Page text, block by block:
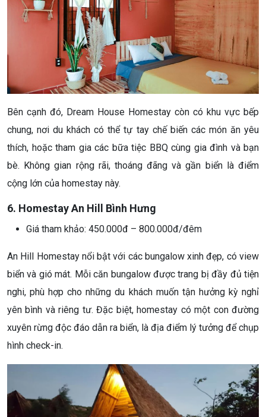
Bên cạnh đó, Dream House Homestay còn có khu vực bếp
chung, nơi du khách có thể tự tay chế biến các món ăn yêu
thích, hoặc tham gia các bữa tiệc BBQ cùng gia đình và bạn
bè. Không gian rộng rãi, thoáng đãng và gần biển là điểm
cộng lớn của homestay này.
6. Homestay An Hill Bình Hưng
Giá tham khảo: 450.000đ – 800.000đ/đêm
An Hill Homestay nổi bật với các bungalow xinh đẹp, có view
biển và gió mát. Mỗi căn bungalow được trang bị đầy đủ tiện
nghi, phù hợp cho những du khách muốn tận hưởng kỳ nghỉ
yên bình và riêng tư. Đặc biệt, homestay có một con đường
xuyên rừng độc đáo dẫn ra biển, là địa điểm lý tưởng để chụp
hình check-in.